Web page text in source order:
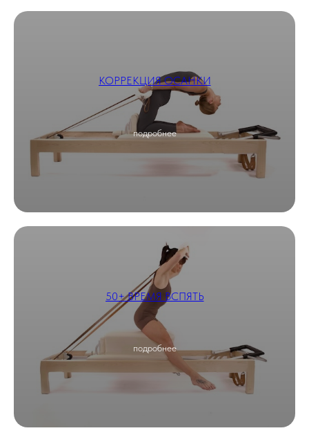
КОРРЕКЦИЯ ОСАНКИ
подробнее
50+ ВРЕМЯ ВСПЯТЬ
подробнее